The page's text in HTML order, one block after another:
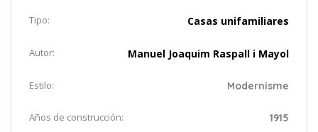
Tipo: Casas unifamiliares
Autor: Manuel Joaquim Raspall i Mayol
Estilo: Modernisme
Años de construcción: 1915